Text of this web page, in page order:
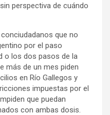
perspectiva de cuándo
que no
por el paso
o los dos pasos de la
más de un mes piden
en Río Gallegos y
impuestas por el
que puedan
con ambas dosis.